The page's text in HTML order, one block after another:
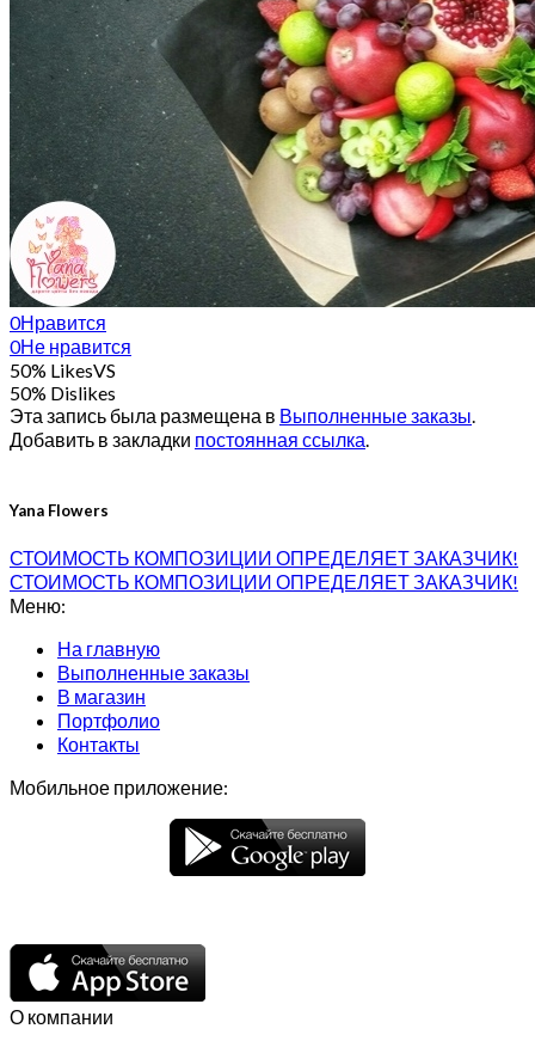
0Нравится
0Не нравится
50% LikesVS
50% Dislikes
Эта запись была размещена в Выполненные заказы
Добавить в закладки постоянная ссылка
Yana Flowers
СТОИМОСТЬ КОМПОЗИЦИИ ОПРЕДЕЛЯЕТ ЗАКАЗЧИК!
СТОИМОСТЬ КОМПОЗИЦИИ ОПРЕДЕЛЯЕТ ЗАКАЗЧИК!
Меню:
На главную
Выполненные заказы
В магазин
Портфолио
Контакты
Мобильное приложение:
О компании